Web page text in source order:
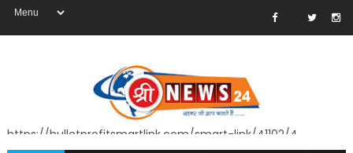
https://bulletprofitsmartlink.com/smart-link/41102/4